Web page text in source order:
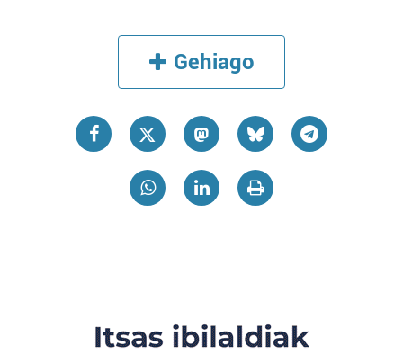
Gehiago